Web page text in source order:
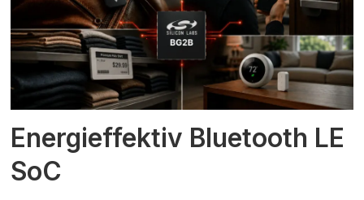
Energieffektiv Bluetooth LE
SoC